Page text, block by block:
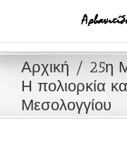
Αρχική
25η
Η πολιορκία
Μεσολογγίου